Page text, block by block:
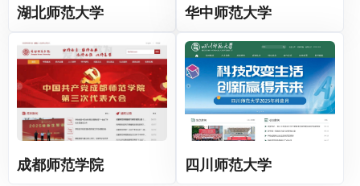
湖北师范大学 华中师范大学
成都师范学院 四川师范大学